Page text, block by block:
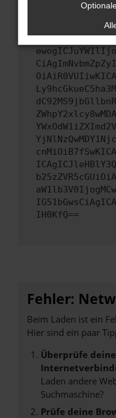
uns diesen Text
Fehlersuche zu
IH0KfQ==
Fehler:
Beim Laden ist ein
Hier sind ein paar
Überprüfe
Laden andere
Suchmaschine?
Prüfe deine